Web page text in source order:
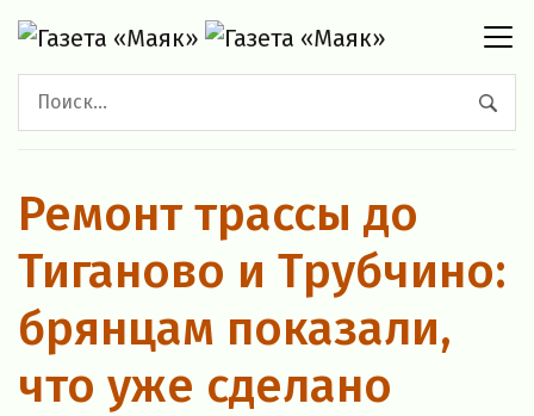
Ремонт трассы до
Тиганово и Трубчино:
брянцам показали,
что уже сделано